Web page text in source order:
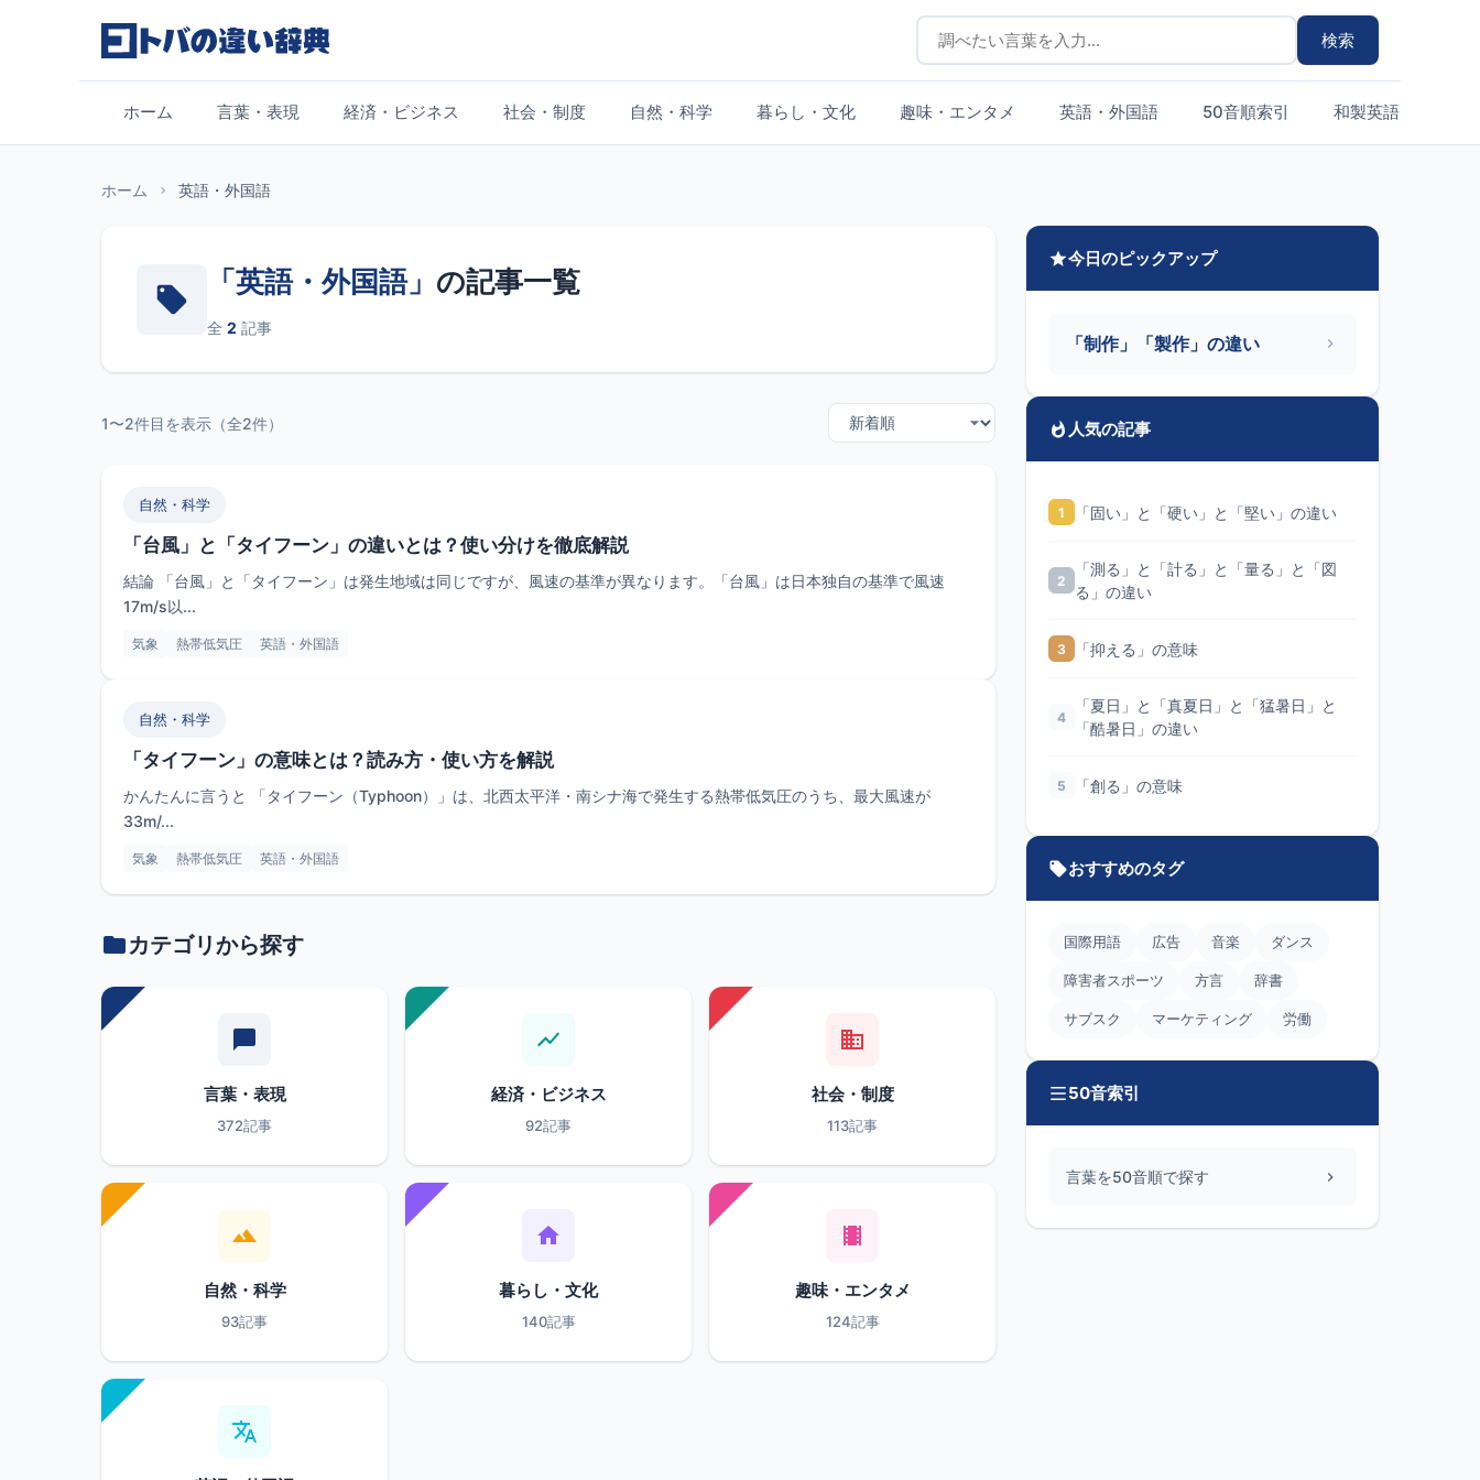
検索
ホーム 言葉・表現 経済・ビジネス 社会・制度 自然・科学 暮らし・文化 趣味・エンタメ 英語・外国語 50音順索引 和製英語まとめ
ホーム 英語・外国語
「英語・外国語」 の記事一覧
全 2 記事
1〜2件目を表示（全2件）
自然・科学
「台風」と「タイフーン」の違いとは？使い分けを徹底解説
結論 「台風」と「タイフーン」は発生地域は同じですが、風速の基準が異なります。「台風」は日本独自の基準で風速
17m/s以...
気象 熱帯低気圧 英語・外国語
自然・科学
「タイフーン」の意味とは？読み方・使い方を解説
かんたんに言うと 「タイフーン（Typhoon）」は、北西太平洋・南シナ海で発生する熱帯低気圧のうち、最大風速が
33m/...
気象 熱帯低気圧 英語・外国語
カテゴリから探す
言葉・表現
372記事
経済・ビジネス
92記事
社会・制度
113記事
自然・科学
93記事
暮らし・文化
140記事
趣味・エンタメ
124記事
今日のピックアップ
「制作」「製作」の違い
人気の記事
1 「固い」と「硬い」と「堅い」の違い
2
「測る」と「計る」と「量る」と「図
る」の違い
3 「抑える」の意味
4
「夏日」と「真夏日」と「猛暑日」と
「酷暑日」の違い
5 「創る」の意味
おすすめのタグ
国際用語 広告 音楽 ダンス
障害者スポーツ 方言 辞書
サブスク マーケティング 労働
50音索引
言葉を50音順で探す